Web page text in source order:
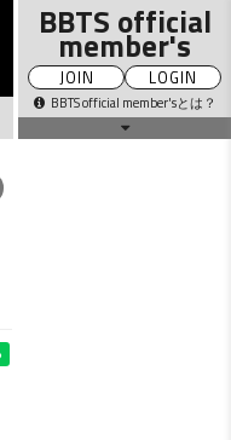
BBTS official
member's
JOIN LOGIN
BBTS official member'sとは？